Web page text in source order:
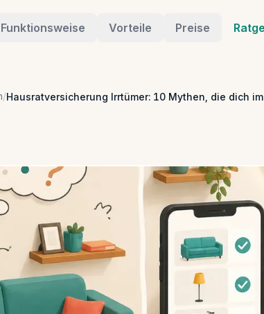
Funktionsweise Vorteile Preise
/Hausratversicherung Irrtümer: 10 Mythen, die dich